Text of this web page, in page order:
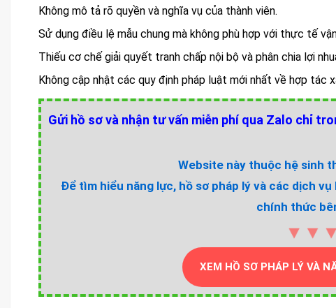
Không mô tả rõ quyền và nghĩa vụ của thành viên.
Sử dụng điều lệ mẫu chung mà không phù hợp với thực tế
Thiếu cơ chế giải quyết tranh chấp nội bộ và phân chia lợi
Không cập nhật các quy định pháp luật mới nhất về hợp tác
Gửi hồ sơ và nhận tư vấn miễn phí qua Zalo chỉ
Website này thuộc hệ sinh
Để tìm hiểu năng lực, hồ sơ pháp lý và các dịch
chính thức
▼▼▼
XEM HỒ SƠ PHÁP LÝ VÀ